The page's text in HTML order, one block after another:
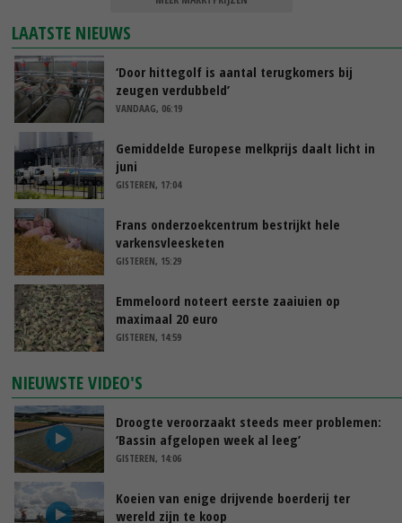
LAATSTE NIEUWS
‘Door hittegolf is aantal terugkomers bij
zeugen verdubbeld’
VANDAAG, 06:19
Gemiddelde Europese melkprijs daalt licht in
juni
GISTEREN, 17:04
Frans onderzoekcentrum bestrijkt hele
varkensvleesketen
GISTEREN, 15:29
Emmeloord noteert eerste zaaiuien op
maximaal 20 euro
GISTEREN, 14:59
NIEUWSTE VIDEO'S
Droogte veroorzaakt steeds meer problemen:
‘Bassin afgelopen week al leeg’
GISTEREN, 14:06
Koeien van enige drijvende boerderij ter
wereld zijn te koop